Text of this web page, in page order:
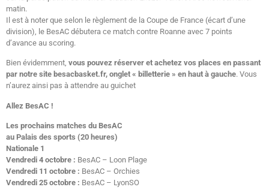
matin.
Il est à noter que selon le règlement de la Coupe de France (écart d’une
division), le BesAC débutera ce match contre Roanne avec 7 points
d’avance au scoring.
Bien évidemment, vous pouvez réserver et achetez vos places en passant
par notre site besacbasket.fr, onglet « billetterie » en haut à gauche. Vous
n’aurez ainsi pas à attendre au guichet
Allez BesAC !
Les prochains matches du BesAC
au Palais des sports (20 heures)
Nationale 1
Vendredi 4 octobre : BesAC – Loon Plage
Vendredi 11 octobre : BesAC – Orchies
Vendredi 25 octobre : BesAC – LyonSO